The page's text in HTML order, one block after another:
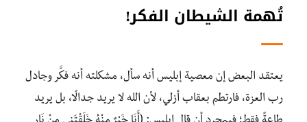
تُهمة الشيطان الفكر!
يعتقد البعض إن معصية إبليس أنه سأل، مشكلته أنه فكَّر وجادل
رب العزة، فارتطم بعقاب أزلي، لأن الله لا يريد جدالًا، بل يريد